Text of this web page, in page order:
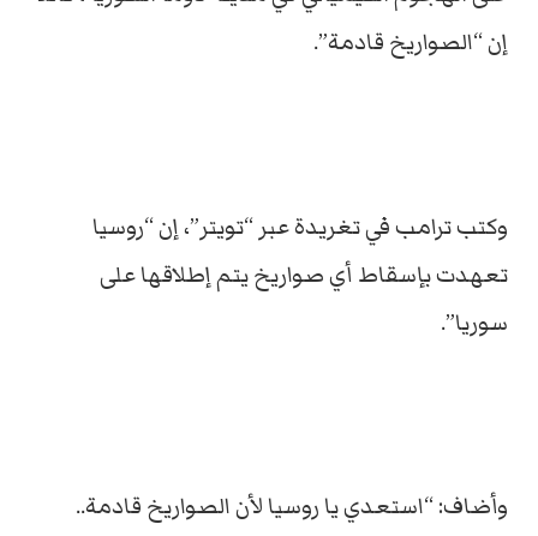
إن “الصواريخ قادمة”.
وكتب ترامب في تغريدة عبر “تويتر”، إن “روسيا
تعهدت بإسقاط أي صواريخ يتم إطلاقها على
سوريا”.
وأضاف: “استعدي يا روسيا لأن الصواريخ قادمة..